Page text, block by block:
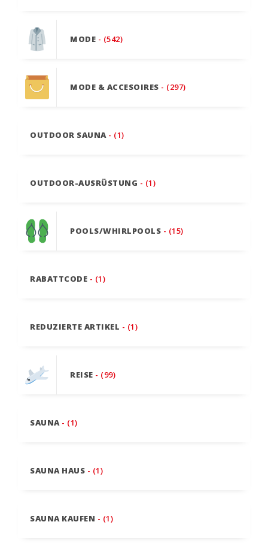
MODE - (542)
MODE & ACCESOIRES - (297)
OUTDOOR SAUNA - (1)
OUTDOOR-AUSRÜSTUNG - (1)
POOLS/WHIRLPOOLS - (15)
RABATTCODE - (1)
REDUZIERTE ARTIKEL - (1)
REISE - (99)
SAUNA - (1)
SAUNA HAUS - (1)
SAUNA KAUFEN - (1)